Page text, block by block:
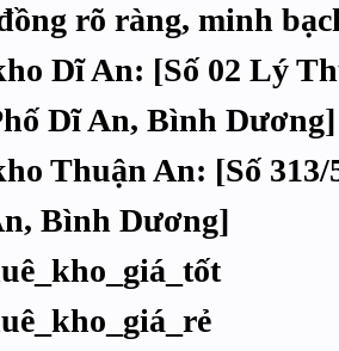
rõ ràng, minh
Dĩ An: [Số 02 Lý
Dĩ An, Bình Dương]
Thuận An: [Số
Bình Dương]